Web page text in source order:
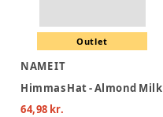
Outlet
NAME IT
Himmas Hat - Almond Milk
64,98 kr.